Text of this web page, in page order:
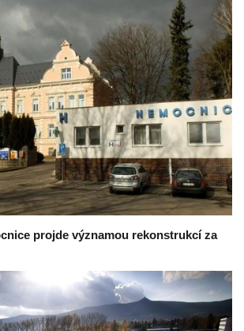
projde významou rekonstrukcí za